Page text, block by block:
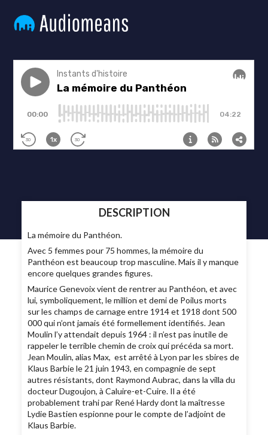
DESCRIPTION
La mémoire du Panthéon.
Avec 5 femmes pour 75 hommes, la mémoire du
Panthéon est beaucoup trop masculine. Mais il y manque
encore quelques grandes figures.
Maurice Genevoix vient de rentrer au Panthéon, et avec
lui, symboliquement, le million et demi de Poilus morts
sur les champs de carnage entre 1914 et 1918 dont 500
000 qui n’ont jamais été formellement identifiés. Jean
Moulin l’y attendait depuis 1964 : il n’est pas inutile de
rappeler le terrible chemin de croix qui précéda sa mort.
Jean Moulin, alias Max, est arrêté à Lyon par les sbires de
Klaus Barbie le 21 juin 1943, en compagnie de sept
autres résistants, dont Raymond Aubrac, dans la villa du
docteur Dugoujon, à Caluire-et-Cuire. Il a été
probablement trahi par René Hardy dont la maîtresse
Lydie Bastien espionne pour le compte de l’adjoint de
Klaus Barbie.